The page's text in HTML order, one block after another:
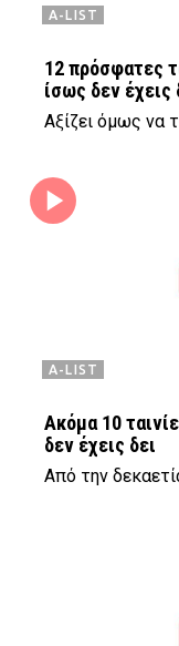
A-LIST
12 πρόσφατες
ίσως δεν έχεις
Αξίζει όμως να
A-LIST
Ακόμα 10
δεν έχεις δει
Από την